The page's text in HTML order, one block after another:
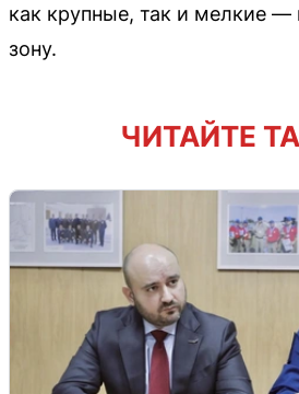
как крупные, так и мелкие —
зону.
ЧИТАЙТЕ